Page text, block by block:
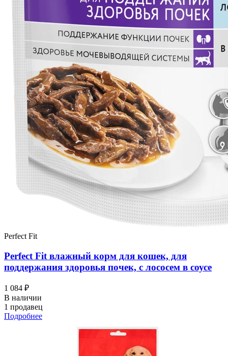
Perfect Fit
Perfect Fit влажный корм для кошек, для
поддержания здоровья почек, с лососем в соусе
1 084 ₽
В наличии
1 продавец
Подробнее